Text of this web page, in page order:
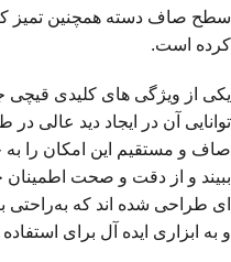
سطح صاف دسته همچنین تمیز
کرده است.
توانایی آن در ایجاد دید عالی
صاف و مستقیم این امکان را
ببیند و از دقت و صحت اطمینان
ای طراحی شده اند که به‌راحتی
و به ابزاری ایده آل برای